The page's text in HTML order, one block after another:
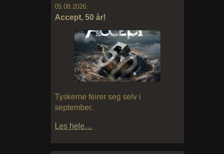
05.08.2026:
Accept, 50 år!
Tyskerne feirer seg selv i
september.
Les hele…